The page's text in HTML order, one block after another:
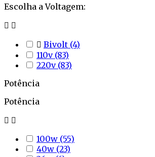
Escolha a Voltagem:
 
 Bivolt (4)
110v (83)
220v (83)
Potência
Potência
 
100w (55)
40w (23)